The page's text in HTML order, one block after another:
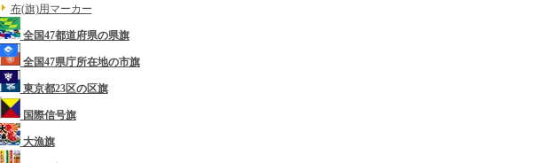
布(旗)用マーカー
全国47都道府県の県旗
全国47県庁所在地の市旗
東京都23区の区旗
国際信号旗
大漁旗